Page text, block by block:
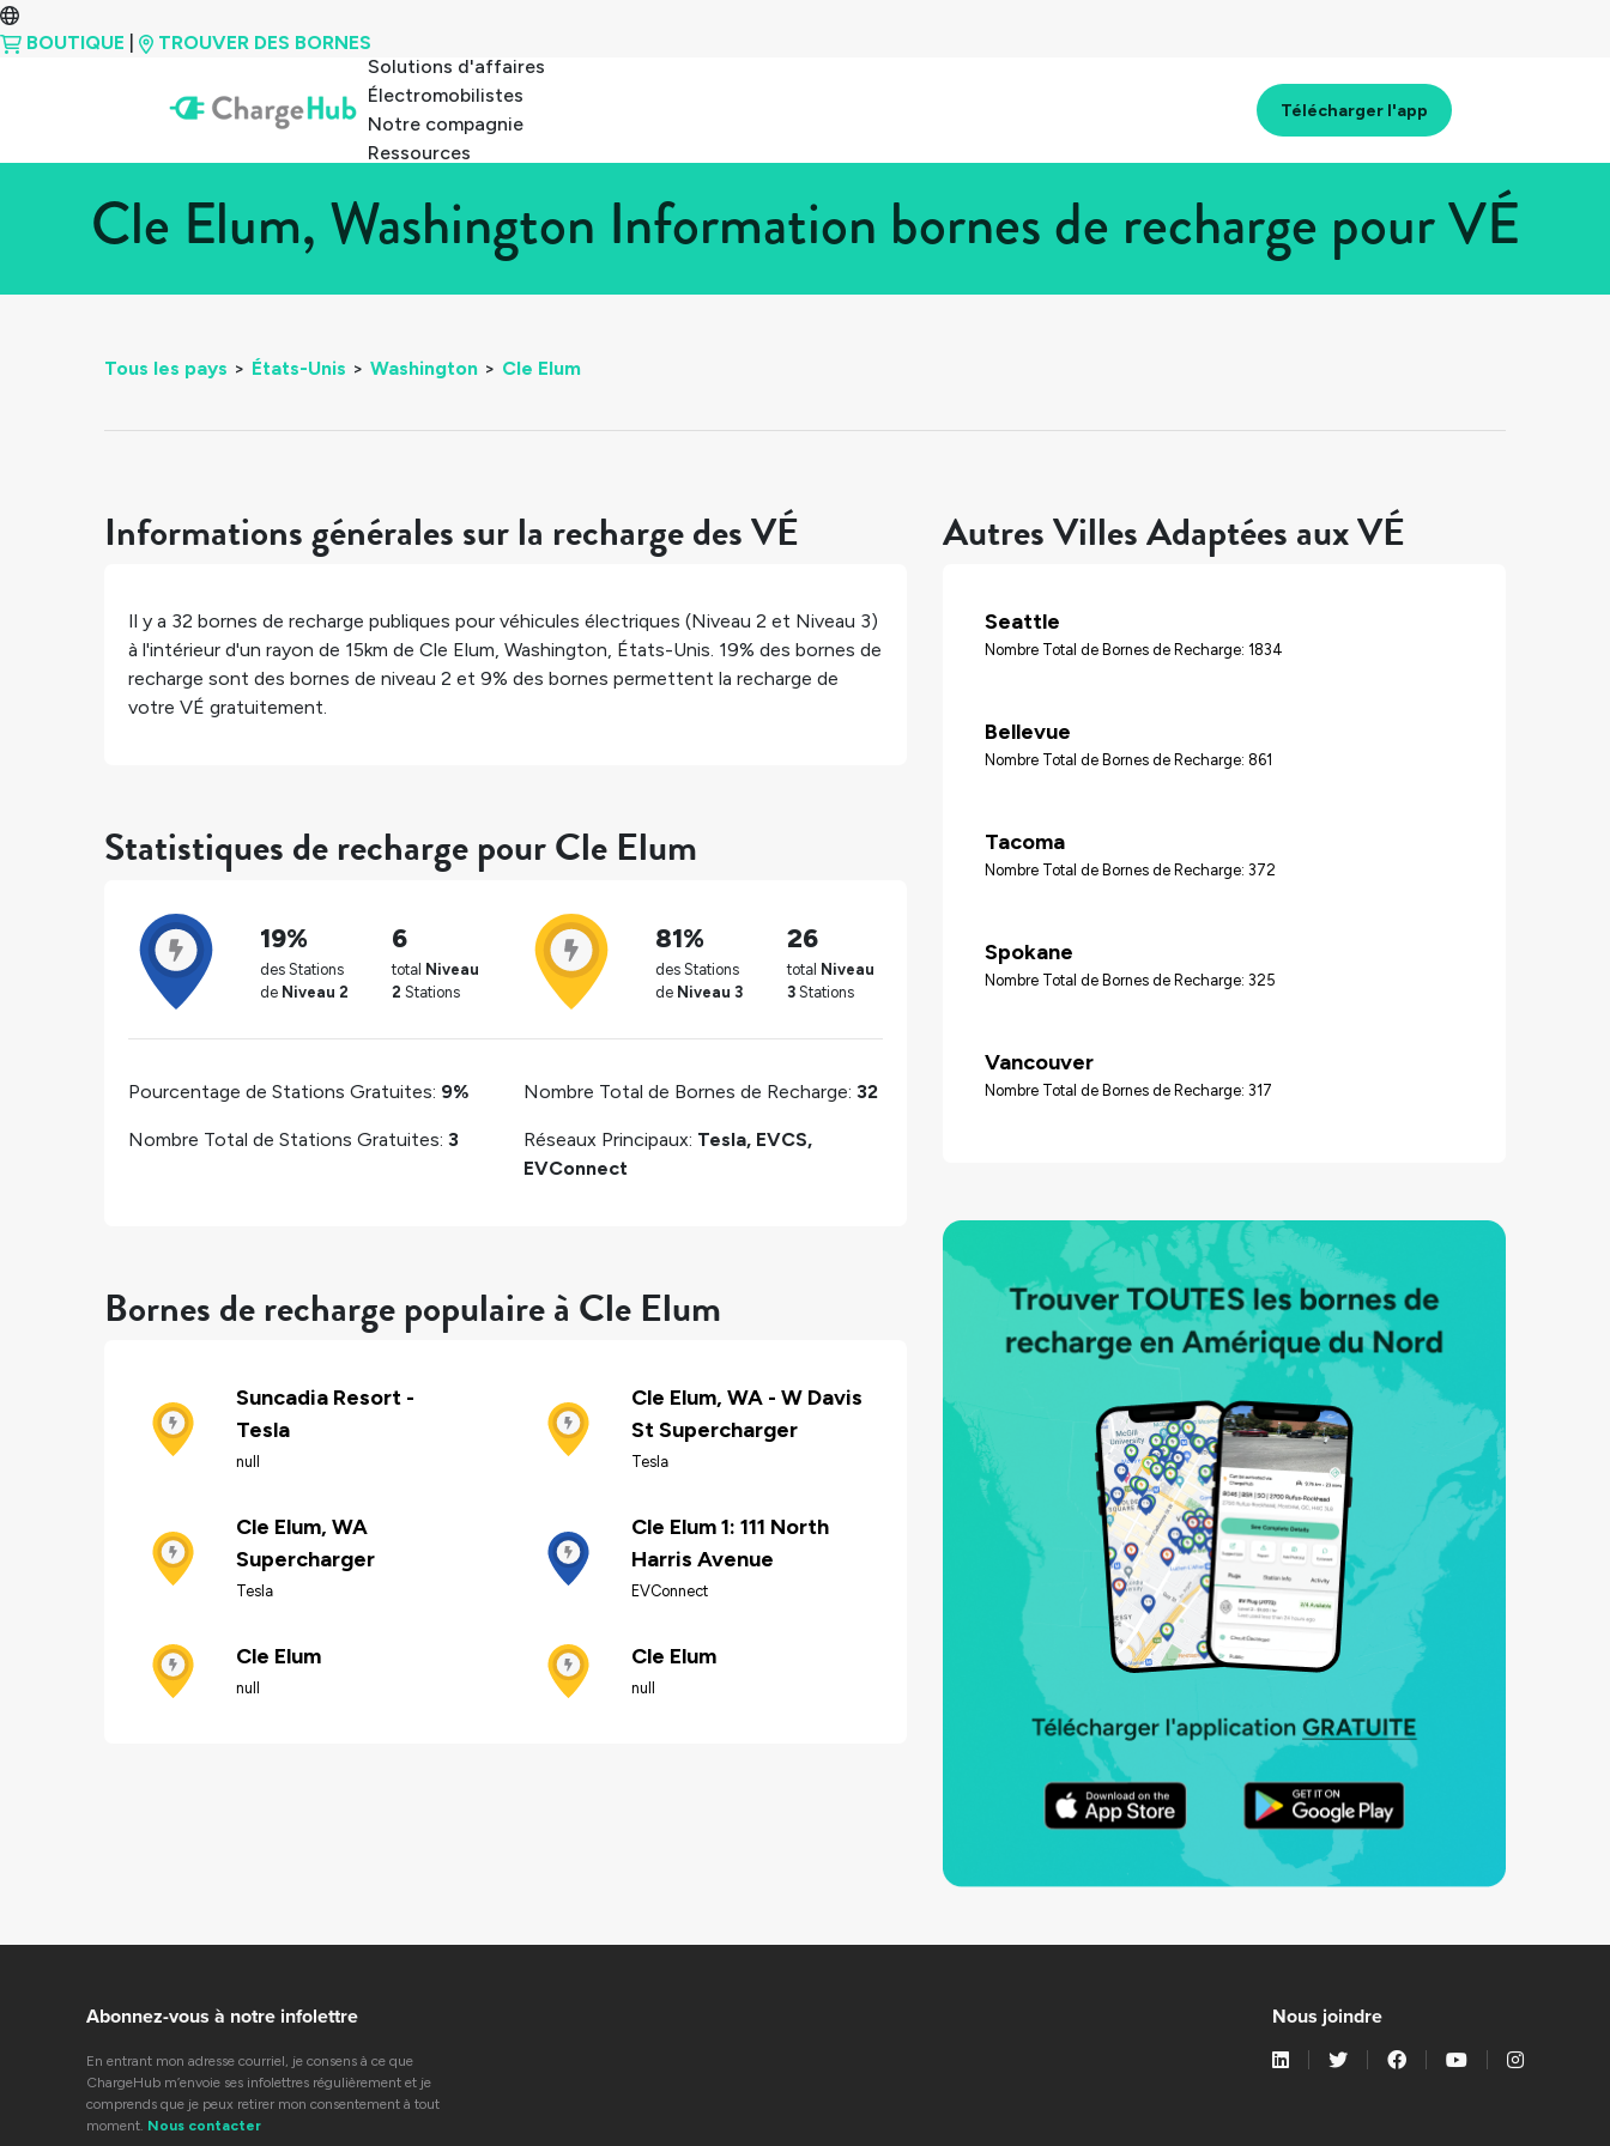
BOUTIQUE
TROUVER DES BORNES
Solutions d'affaires
Électromobilistes
Notre compagnie
Ressources
Télécharger l'app
Cle Elum, Washington Information bornes de recharge pour VÉ
Tous les pays > États-Unis > Washington > Cle Elum
Informations générales sur la recharge des VÉ
Il y a 32 bornes de recharge publiques pour véhicules électriques (Niveau 2 et Niveau 3)
à l'intérieur d'un rayon de 15km de Cle Elum, Washington, États-Unis. 19% des bornes de
recharge sont des bornes de niveau 2 et 9% des bornes permettent la recharge de
votre VÉ gratuitement.
Statistiques de recharge pour Cle Elum
19%
des Stations
de Niveau 2
6
total Niveau
2 Stations
81%
des Stations
de Niveau 3
26
total Niveau
3 Stations
Pourcentage de Stations Gratuites: 9%
Nombre Total de Stations Gratuites: 3
Nombre Total de Bornes de Recharge: 32
Réseaux Principaux: Tesla, EVCS,
EVConnect
Bornes de recharge populaire à Cle Elum
Suncadia Resort -
Tesla
null
Cle Elum, WA - W Davis
St Supercharger
Tesla
Cle Elum, WA
Supercharger
Tesla
Cle Elum 1: 111 North
Harris Avenue
EVConnect
Cle Elum
null
Cle Elum
null
Autres Villes Adaptées aux VÉ
Seattle
Nombre Total de Bornes de Recharge: 1834
Bellevue
Nombre Total de Bornes de Recharge: 861
Tacoma
Nombre Total de Bornes de Recharge: 372
Spokane
Nombre Total de Bornes de Recharge: 325
Vancouver
Nombre Total de Bornes de Recharge: 317
Abonnez-vous à notre infolettre
En entrant mon adresse courriel, je consens à ce que
ChargeHub m’envoie ses infolettres régulièrement et je
comprends que je peux retirer mon consentement à tout
moment. Nous contacter
Nous joindre